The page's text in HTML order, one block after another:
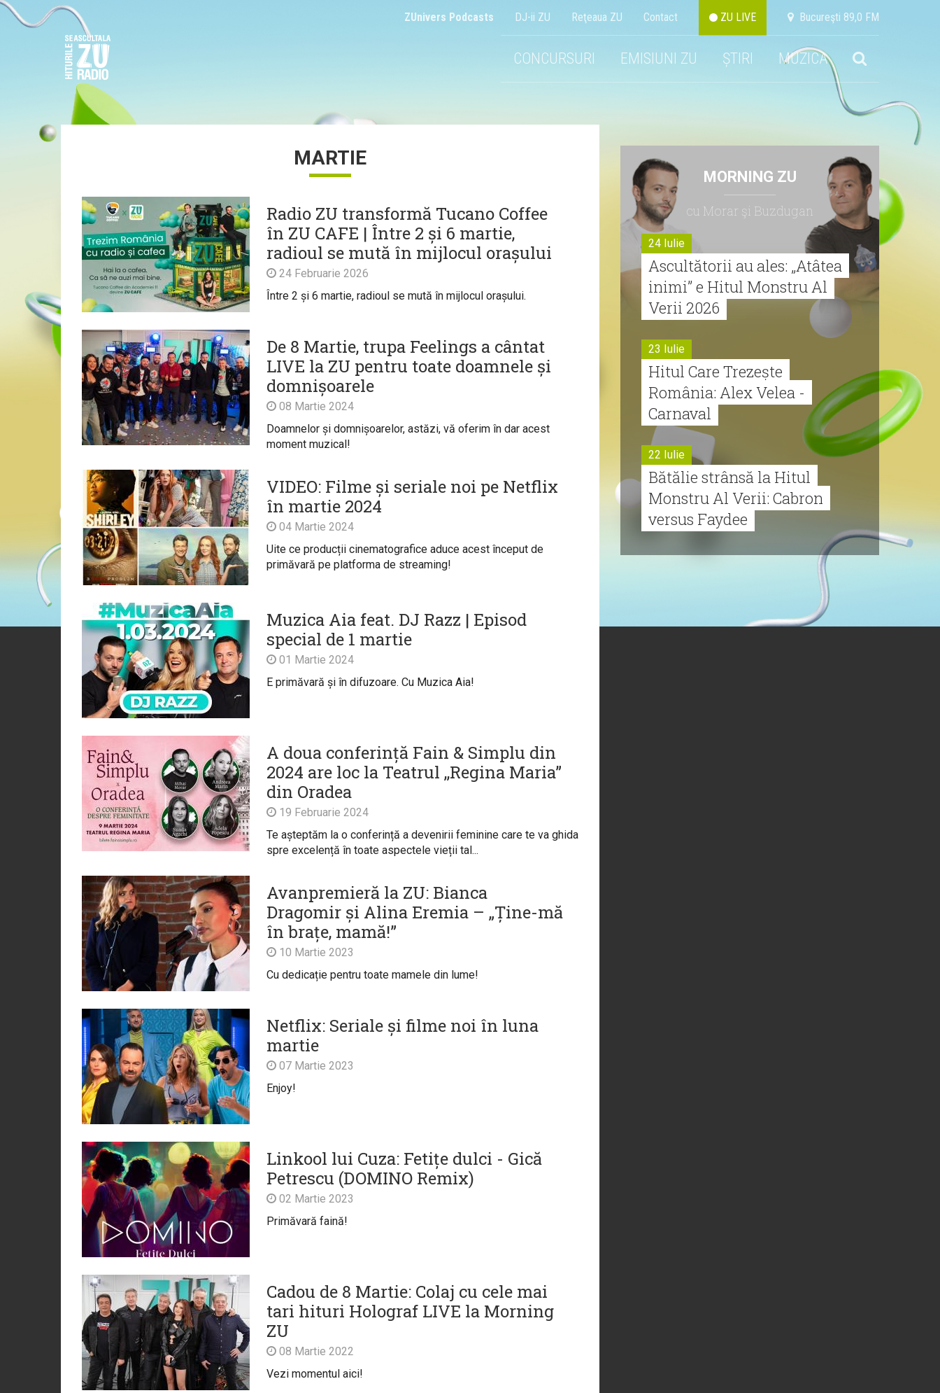
ZUnivers Podcasts DJ-ii ZU Reţeaua ZU Contact ZU LIVE Bucureşti 89,0 FM
CONCURSURI EMISIUNI ZU ȘTIRI MUZICA
MARTIE
Radio ZU transformă Tucano Coffee
în ZU CAFE | Între 2 și 6 martie,
radioul se mută în mijlocul orașului
24 Februarie 2026
Între 2 și 6 martie, radioul se mută în mijlocul orașului.
De 8 Martie, trupa Feelings a cântat
LIVE la ZU pentru toate doamnele și
domnișoarele
08 Martie 2024
Doamnelor și domnișoarelor, astăzi, vă oferim în dar acest
moment muzical!
VIDEO: Filme și seriale noi pe Netflix
în martie 2024
04 Martie 2024
Uite ce producții cinematografice aduce acest început de
primăvară pe platforma de streaming!
Muzica Aia feat. DJ Razz | Episod
special de 1 martie
01 Martie 2024
E primăvară și în difuzoare. Cu Muzica Aia!
A doua conferință Fain & Simplu din
2024 are loc la Teatrul ,,Regina Maria”
din Oradea
19 Februarie 2024
Te așteptăm la o conferință a devenirii feminine care te va ghida
spre excelență în toate aspectele vieții tal...
Avanpremieră la ZU: Bianca
Dragomir și Alina Eremia – „Ține-mă
în brațe, mamă!”
10 Martie 2023
Cu dedicație pentru toate mamele din lume!
Netflix: Seriale și filme noi în luna
martie
07 Martie 2023
Enjoy!
Linkool lui Cuza: Fetițe dulci - Gică
Petrescu (DOMINO Remix)
02 Martie 2023
Primăvară faină!
Cadou de 8 Martie: Colaj cu cele mai
tari hituri Holograf LIVE la Morning
ZU
08 Martie 2022
Vezi momentul aici!
MORNING ZU
cu Morar şi Buzdugan
24 Iulie
Ascultătorii au ales: „Atâtea
inimi” e Hitul Monstru Al
Verii 2026
23 Iulie
Hitul Care Trezește
România: Alex Velea -
Carnaval
22 Iulie
Bătălie strânsă la Hitul
Monstru Al Verii: Cabron
versus Faydee
Monstru al Verii